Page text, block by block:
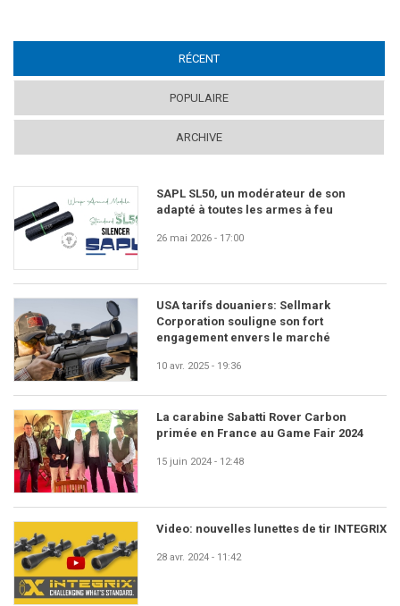
RÉCENT
POPULAIRE
ARCHIVE
SAPL SL50, un modérateur de son
adapté à toutes les armes à feu
26 mai 2026 - 17:00
USA tarifs douaniers: Sellmark
Corporation souligne son fort
engagement envers le marché
10 avr. 2025 - 19:36
La carabine Sabatti Rover Carbon
primée en France au Game Fair 2024
15 juin 2024 - 12:48
Video: nouvelles lunettes de tir INTEGRIX
28 avr. 2024 - 11:42